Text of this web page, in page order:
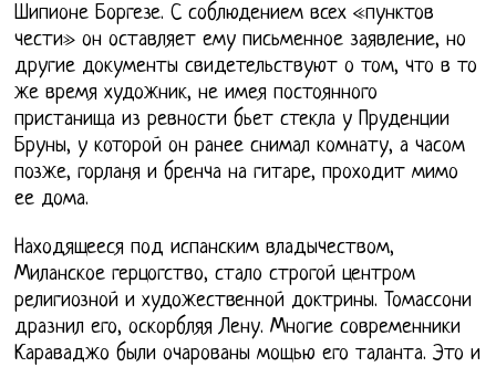
Шипионе Боргезе. С соблюдением всех «пунктов
чести» он оставляет ему письменное заявление, но
другие документы свидетельствуют о том, что в то
же время художник, не имея постоянного
пристанища из ревности бьет стекла у Пруденции
Бруны, у которой он ранее снимал комнату, а часом
позже, горланя и бренча на гитаре, проходит мимо
ее дома.
Находящееся под испанским владычеством,
Миланское герцогство, стало строгой центром
религиозной и художественной доктрины. Томассони
дразнил его, оскорбляя Лену. Многие современники
Караваджо были очарованы мощью его таланта. Это и